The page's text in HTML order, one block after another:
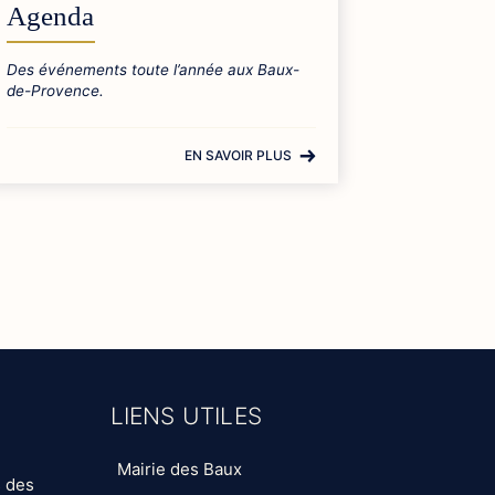
Agenda
Des événements toute l’année aux Baux-
de-Provence.
EN SAVOIR PLUS
des
LIENS UTILES
Mairie des Baux